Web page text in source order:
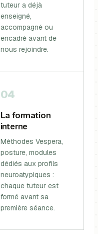
tuteur a déjà
enseigné,
accompagné ou
encadré avant de
nous rejoindre.
04
La formation
interne
Méthodes Vespera,
posture, modules
dédiés aux profils
neuroatypiques :
chaque tuteur est
formé avant sa
première séance.